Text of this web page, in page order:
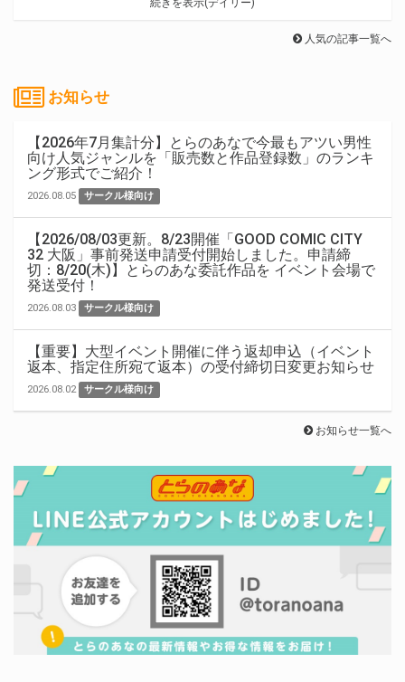
続きを表示(デイリー)
人気の記事一覧へ
お知らせ
【2026年7月集計分】とらのあなで今最もアツい男性
向け人気ジャンルを「販売数と作品登録数」のランキ
ング形式でご紹介！
2026.08.05 サークル様向け
【2026/08/03更新。8/23開催「GOOD COMIC CITY
32 大阪」事前発送申請受付開始しました。申請締
切：8/20(木)】とらのあな委託作品を イベント会場で
発送受付！
2026.08.03 サークル様向け
【重要】大型イベント開催に伴う返却申込（イベント
返本、指定住所宛て返本）の受付締切日変更お知らせ
2026.08.02 サークル様向け
お知らせ一覧へ